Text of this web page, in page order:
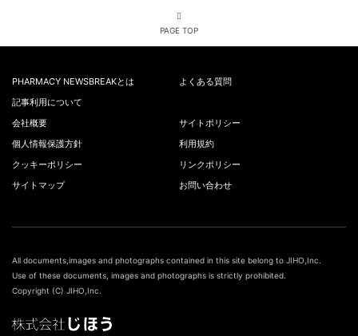
PAGE TOP
PHARMACY NEWSBREAKとは
よくある質問
記事利用について
会社概要
サイトポリシー
個人情報保護方針
利用規約
クッキーポリシー
リンクポリシー
サイトマップ
お問い合わせ
All documents,images and photographs contained in this site belong to JIHO,Inc.
Use of these documents, images and photographs is strictly prohibited.
Copyright (C) JIHO,Inc.